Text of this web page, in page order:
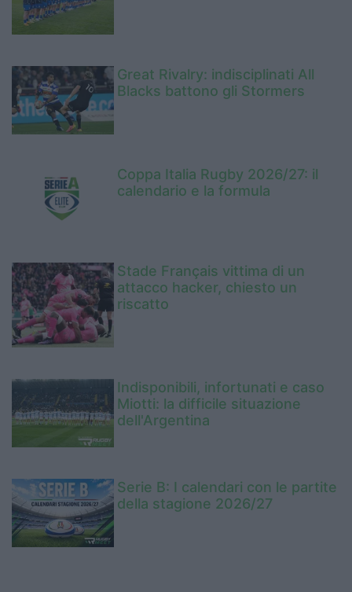
Great Rivalry: indisciplinati All
Blacks battono gli Stormers
Coppa Italia Rugby 2026/27: il
calendario e la formula
Stade Français vittima di un
attacco hacker, chiesto un
riscatto
Indisponibili, infortunati e caso
Miotti: la difficile situazione
dell'Argentina
Serie B: I calendari con le partite
della stagione 2026/27